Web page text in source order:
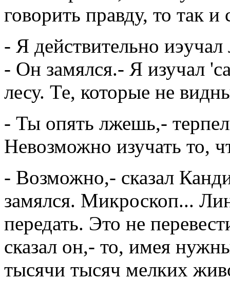
говорить правду, то так и
- Я действительно
- Он замялся.- Я изучал
лесу. Те, которые не
- Ты опять лжешь,-
Невозможно изучать то,
- Возможно,- сказал
замялся. Микроскоп...
передать. Это не
сказал он,- то, имея
тысячи тысяч мелких